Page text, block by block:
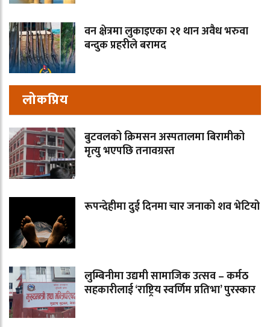
वन क्षेत्रमा लुकाइएका २१ थान अवैध भरुवा
बन्दुक प्रहरीले बरामद
लोकप्रिय
बुटवलको क्रिमसन अस्पतालमा बिरामीको
मृत्यु भएपछि तनावग्रस्त
रूपन्देहीमा दुई दिनमा चार जनाको शव भेटियो
लुम्बिनीमा उद्यमी सामाजिक उत्सव – कर्मठ
सहकारीलाई ‘राष्ट्रिय स्वर्णिम प्रतिभा’ पुरस्कार